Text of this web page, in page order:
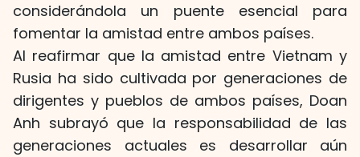
considerándola un puente esencial para
fomentar la amistad entre ambos países.
Al reafirmar que la amistad entre Vietnam y
Rusia ha sido cultivada por generaciones de
dirigentes y pueblos de ambos países, Doan
Anh subrayó que la responsabilidad de las
generaciones actuales es desarrollar aún